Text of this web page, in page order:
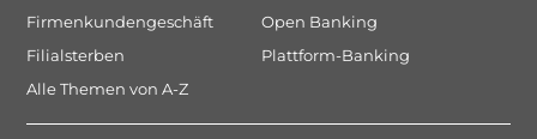
Firmenkundengeschäft
Open Banking
Filialsterben
Plattform-Banking
Alle Themen von A-Z